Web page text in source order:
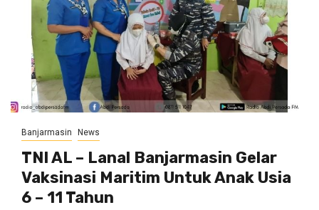
Banjarmasin News
TNI AL – Lanal Banjarmasin Gelar
Vaksinasi Maritim Untuk Anak Usia
6 – 11 Tahun